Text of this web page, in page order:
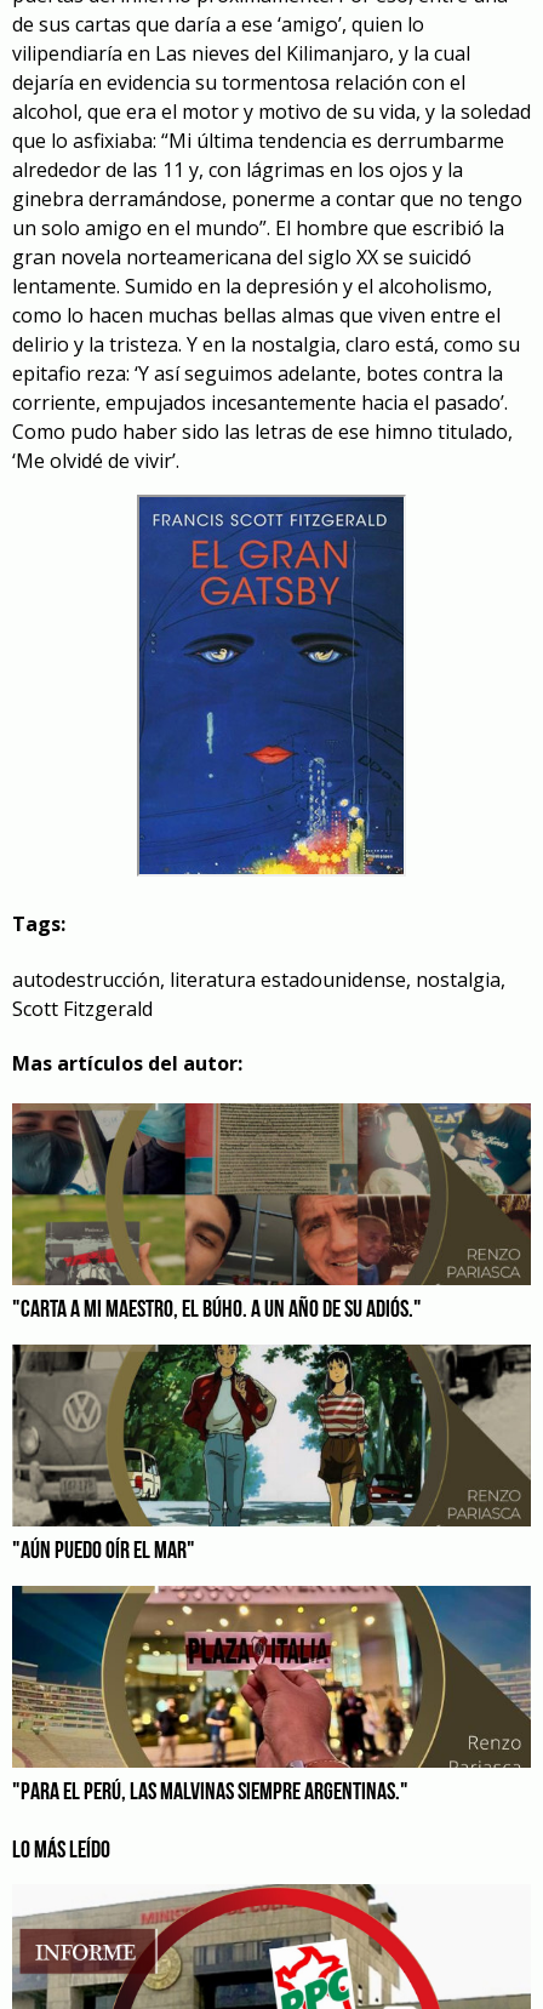
de sus cartas que daría a ese ‘amigo’, quien lo
vilipendiaría en Las nieves del Kilimanjaro, y la cual
dejaría en evidencia su tormentosa relación con el
alcohol, que era el motor y motivo de su vida, y la soledad
que lo asfixiaba: “Mi última tendencia es derrumbarme
alrededor de las 11 y, con lágrimas en los ojos y la
ginebra derramándose, ponerme a contar que no tengo
un solo amigo en el mundo”. El hombre que escribió la
gran novela norteamericana del siglo XX se suicidó
lentamente. Sumido en la depresión y el alcoholismo,
como lo hacen muchas bellas almas que viven entre el
delirio y la tristeza. Y en la nostalgia, claro está, como su
epitafio reza: ‘Y así seguimos adelante, botes contra la
corriente, empujados incesantemente hacia el pasado’.
Como pudo haber sido las letras de ese himno titulado,
‘Me olvidé de vivir’.
Tags:
autodestrucción, literatura estadounidense, nostalgia,
Scott Fitzgerald
Mas artículos del autor:
"CARTA A MI MAESTRO, EL BÚHO. A UN AÑO DE SU ADIÓS."
"AÚN PUEDO OÍR EL MAR"
"PARA EL PERÚ, LAS MALVINAS SIEMPRE ARGENTINAS."
LO MÁS LEÍDO